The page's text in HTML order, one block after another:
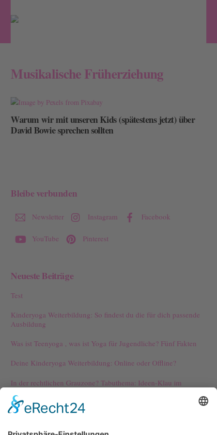
Musikalische Früherziehung
Warum wir mit unseren Kids (spätestens jetzt) über
David Bowie sprechen sollten
Bleibe verbunden
Newsletter Instagram Facebook
YouTube Pinterest
Neueste Beiträge
Test
Kinderyoga Weiterbildung: So findest du die für dich passende
Ausbildung
Was ist Teenyoga , was ist Yoga für Jugendliche? Fünf Fakten
Deine Kinderyoga Weiterbildung: Online oder Offline?
In der rechtlichen Grauzone? Tabuthema: Ideen-Klau im